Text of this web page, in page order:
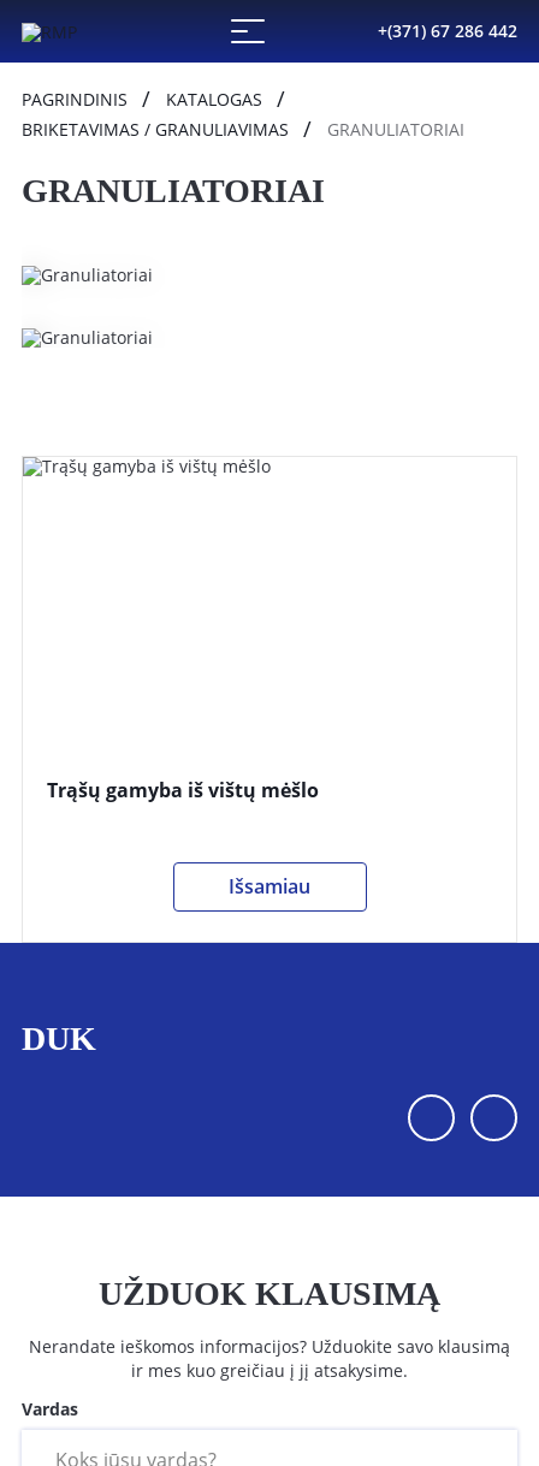
+(371) 67 286 442
PAGRINDINIS
KATALOGAS
BRIKETAVIMAS / GRANULIAVIMAS
GRANULIATORIAI
GRANULIATORIAI
Trąšų gamyba iš vištų mėšlo
Išsamiau
DUK
UŽDUOK KLAUSIMĄ
Nerandate ieškomos informacijos? Užduokite savo klausimą
ir mes kuo greičiau į jį atsakysime.
Vardas